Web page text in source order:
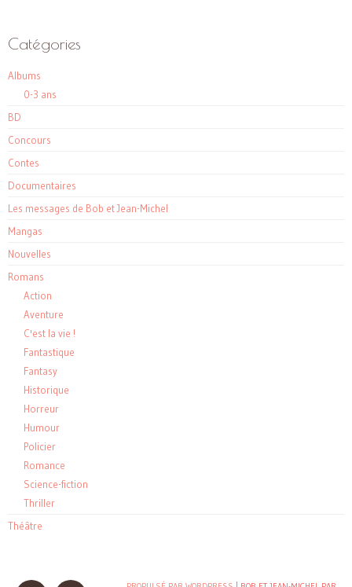
Catégories
Albums
0-3 ans
BD
Concours
Contes
Documentaires
Les messages de Bob et Jean-Michel
Mangas
Nouvelles
Romans
Action
Aventure
C'est la vie !
Fantastique
Fantasy
Historique
Horreur
Humour
Policier
Romance
Science-fiction
Thriller
Théâtre